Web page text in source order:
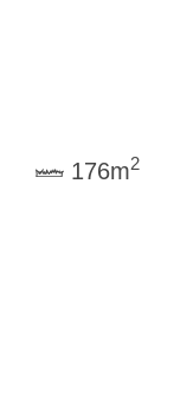
176m2